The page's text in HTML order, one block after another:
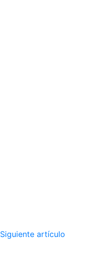
Siguiente artículo